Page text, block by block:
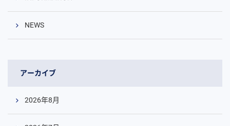
NEWS
アーカイブ
2026年8月